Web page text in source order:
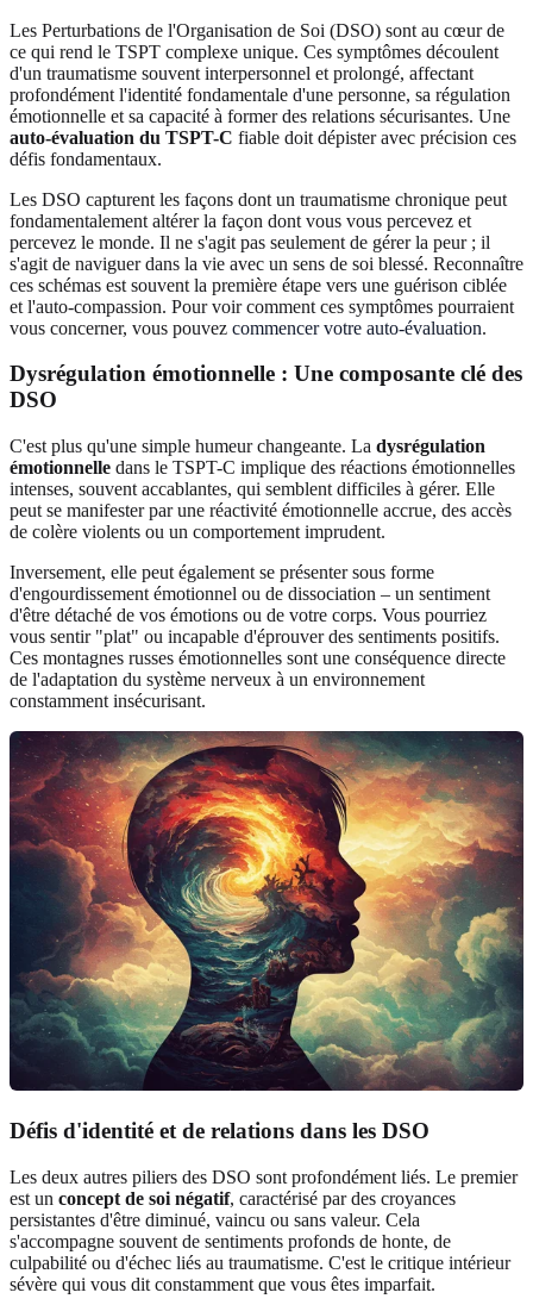
Les Perturbations de l'Organisation de Soi (DSO) sont au cœur de
ce qui rend le TSPT complexe unique. Ces symptômes découlent
d'un traumatisme souvent interpersonnel et prolongé, affectant
profondément l'identité fondamentale d'une personne, sa régulation
émotionnelle et sa capacité à former des relations sécurisantes. Une
auto-évaluation du TSPT-C fiable doit dépister avec précision ces
défis fondamentaux.
Les DSO capturent les façons dont un traumatisme chronique peut
fondamentalement altérer la façon dont vous vous percevez et
percevez le monde. Il ne s'agit pas seulement de gérer la peur ; il
s'agit de naviguer dans la vie avec un sens de soi blessé. Reconnaître
ces schémas est souvent la première étape vers une guérison ciblée
et l'auto-compassion. Pour voir comment ces symptômes pourraient
vous concerner, vous pouvez commencer votre auto-évaluation.
Dysrégulation émotionnelle : Une composante clé des
DSO
C'est plus qu'une simple humeur changeante. La dysrégulation
émotionnelle dans le TSPT-C implique des réactions émotionnelles
intenses, souvent accablantes, qui semblent difficiles à gérer. Elle
peut se manifester par une réactivité émotionnelle accrue, des accès
de colère violents ou un comportement imprudent.
Inversement, elle peut également se présenter sous forme
d'engourdissement émotionnel ou de dissociation – un sentiment
d'être détaché de vos émotions ou de votre corps. Vous pourriez
vous sentir "plat" ou incapable d'éprouver des sentiments positifs.
Ces montagnes russes émotionnelles sont une conséquence directe
de l'adaptation du système nerveux à un environnement
constamment insécurisant.
Défis d'identité et de relations dans les DSO
Les deux autres piliers des DSO sont profondément liés. Le premier
est un concept de soi négatif, caractérisé par des croyances
persistantes d'être diminué, vaincu ou sans valeur. Cela
s'accompagne souvent de sentiments profonds de honte, de
culpabilité ou d'échec liés au traumatisme. C'est le critique intérieur
sévère qui vous dit constamment que vous êtes imparfait.